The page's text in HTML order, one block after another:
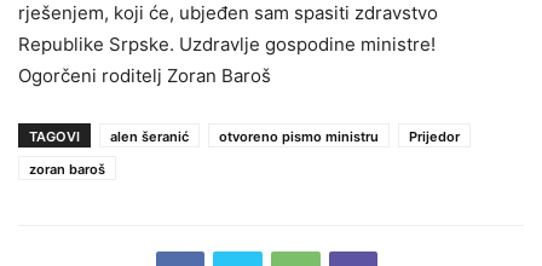
rješenjem, koji će, ubjeđen sam spasiti zdravstvo
Republike Srpske. Uzdravlje gospodine ministre!
Ogorčeni roditelj Zoran Baroš
TAGOVI alen šeranić otvoreno pismo ministru
Prijedor
zoran baroš